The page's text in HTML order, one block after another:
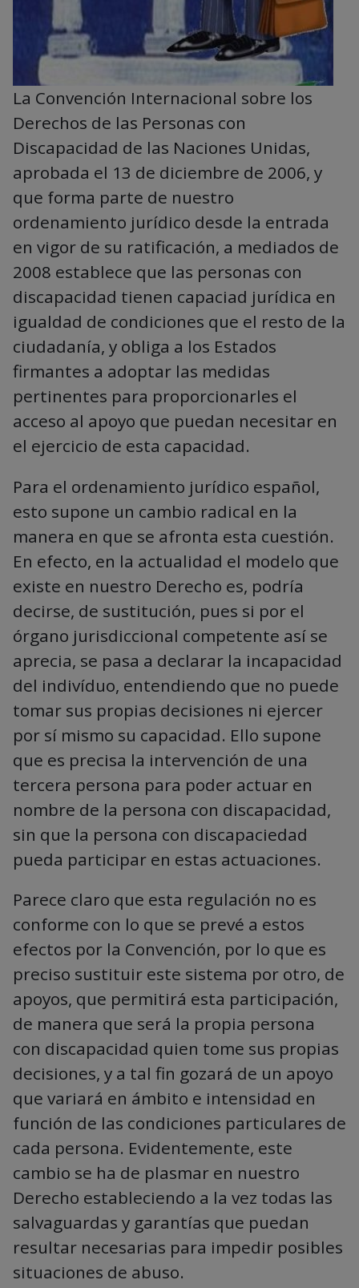
La Convención Internacional sobre los
Derechos de las Personas con
Discapacidad de las Naciones Unidas,
aprobada el 13 de diciembre de 2006, y
que forma parte de nuestro
ordenamiento jurídico desde la entrada
en vigor de su ratificación, a mediados de
2008 establece que las personas con
discapacidad tienen capaciad jurídica en
igualdad de condiciones que el resto de la
ciudadanía, y obliga a los Estados
firmantes a adoptar las medidas
pertinentes para proporcionarles el
acceso al apoyo que puedan necesitar en
el ejercicio de esta capacidad.
Para el ordenamiento jurídico español,
esto supone un cambio radical en la
manera en que se afronta esta cuestión.
En efecto, en la actualidad el modelo que
existe en nuestro Derecho es, podría
decirse, de sustitución, pues si por el
órgano jurisdiccional competente así se
aprecia, se pasa a declarar la incapacidad
del indivíduo, entendiendo que no puede
tomar sus propias decisiones ni ejercer
por sí mismo su capacidad. Ello supone
que es precisa la intervención de una
tercera persona para poder actuar en
nombre de la persona con discapacidad,
sin que la persona con discapaciedad
pueda participar en estas actuaciones.
Parece claro que esta regulación no es
conforme con lo que se prevé a estos
efectos por la Convención, por lo que es
preciso sustituir este sistema por otro, de
apoyos, que permitirá esta participación,
de manera que será la propia persona
con discapacidad quien tome sus propias
decisiones, y a tal fin gozará de un apoyo
que variará en ámbito e intensidad en
función de las condiciones particulares de
cada persona. Evidentemente, este
cambio se ha de plasmar en nuestro
Derecho estableciendo a la vez todas las
salvaguardas y garantías que puedan
resultar necesarias para impedir posibles
situaciones de abuso.